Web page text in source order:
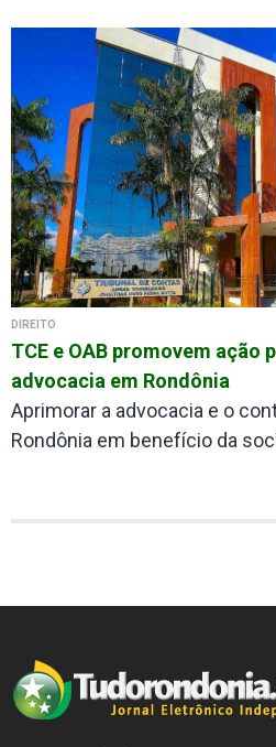
DIREITO
TCE e OAB promovem ação
advocacia em Rondônia
Aprimorar a advocacia e o
Rondônia em benefício da